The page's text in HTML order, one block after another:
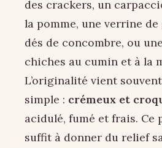
des crackers, un
la pomme, une verrine de
dés de concombre, ou
chiches au cumin et à la
L’originalité vient
simple : crémeux et
acidulé, fumé et frais. Ce
suffit à donner du relief